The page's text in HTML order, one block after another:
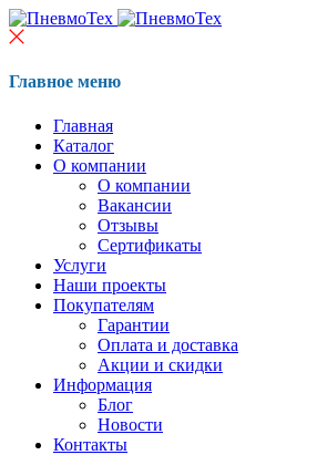
Главное меню
Главная
Каталог
О компании
О компании
Вакансии
Отзывы
Сертификаты
Услуги
Наши проекты
Покупателям
Гарантии
Оплата и доставка
Акции и скидки
Информация
Блог
Новости
Контакты